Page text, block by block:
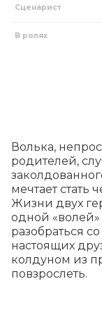
Сценарист
В ролях
Волька,
родителей,
мечтает стать
Жизни двух
одной
разобраться
настоящих
колдуном из
повзрослеть.